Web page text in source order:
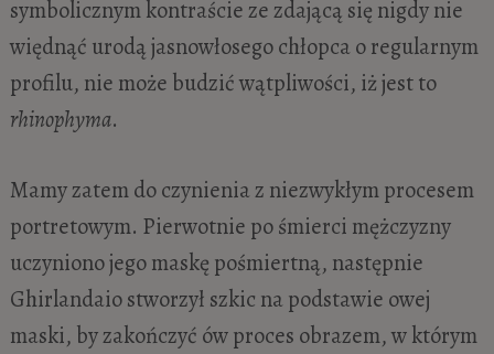
symbolicznym kontraście ze zdającą się nigdy nie
więdnąć urodą jasnowłosego chłopca o regularnym
profilu, nie może budzić wątpliwości, iż jest to
rhinophyma.
Mamy zatem do czynienia z niezwykłym procesem
portretowym. Pierwotnie po śmierci mężczyzny
uczyniono jego maskę pośmiertną, następnie
Ghirlandaio stworzył szkic na podstawie owej
maski, by zakończyć ów proces obrazem, w którym